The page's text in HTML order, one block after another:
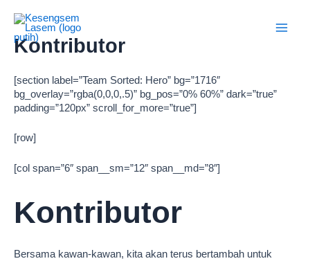
konten
Kontributor
[section label=”Team Sorted: Hero” bg=”1716″
bg_overlay=”rgba(0,0,0,.5)” bg_pos=”0% 60%” dark=”true”
padding=”120px” scroll_for_more=”true”]
[row]
[col span=”6″ span__sm=”12″ span__md=”8″]
Kontributor
Bersama kawan-kawan, kita akan terus bertambah untuk